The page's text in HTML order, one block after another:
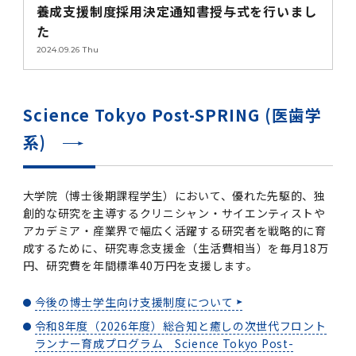
学長選考・監察会議
学長×医学部学生懇談
東京医科歯科大学の歴史
英語版広報誌「TMDU ANNUAL NEWS」
医歯大ひろば
写真で綴る 東京医科歯科大学トップ
第2回『教育 講義・実習の軌跡』
第3回『知と癒しの匠の創造者たち』
クラウドファンディング実施プロジェクト一覧
３．自己点検・評価
第２期 中期目標・中期計画等について
第３期中期目標・中期計画等について
（第１期中期目標期間中）年度計画、年度評価
等について
（第２期中期目標期間中）年度計画・年度評価
等について
等について
3．自己点検・評価
4．指定国立大学法人構想に関する進捗状況に
関連リンク先
「大学院学生の教育研究交流」に関する実施細
に関する協定書
「複合領域コース」の履修者に係る「編入学」
各複合領域コースの概要
医療管理政策学（MMA）コース（東京医科歯科
大学）
法定公開情報
土地・建物及び所在地／関係施設位置図
東京医科歯科大学規則集
その他の情報公開
研究不正の防止
会計監査人候補者の決定について
東京医科歯科大学ダイバーシティ＆インクルー
ジョン推進宣言等
ジョン推進宣言等トップ
東京医科歯科大学ダイバーシティ＆インクルー
ン
女性活躍推進法による一般事業主行動計画
次世代育成支援対策推進法による一般事業主行
動計画
わくわく保育園（学内保育施設）
障がいのある学生のサポートについて
コンプライアンス・ハラスメントトップ
公益通報について
難治疾患研究所
研究情報サイト
研究テーマ検索システム
アルバイトについて
アパート等の紹介
学生保険制度について
卒業後の進路データ
サークル紹介
大学祭
歯学部サマープログラム
地域特別枠推薦選抜説明会
入試説明会
キャンパス見学 ※現在は受け付けておりませ
ん
キャンパス紹介
学費・入学金・奨学金について
学費・入学金・奨学金についてトップ
入学料・授業料の免除・徴収猶予について
大学院医歯学総合研究科生体検査科学講座
お問い合わせ
大学院保健衛生学研究科
Academic Year by Eligible Students
(*Autumn admission)
世代フロントランナー育成プログラム（医歯学
系）「Science Tokyo SPRING (医歯学系)」
（旧TMDU卓越大学院生制度）対象学生（秋入
学対象）の募集について
Call for Applications to Science Tokyo
SPRING（MD）Program for the 2024
Academic Year by Eligible Students
(*Autumn admission)
令和６年度（２０２４年度）総合知と癒しの次
世代フロントランナー育成プログラム（医歯学
系）「Science Tokyo SPRING (医歯学系)」
Exemption/Deferment)
奨学金について
【2026年4月入学者】入学料免除・徴収猶予申
「修学支援に対する相談窓口」を設置しまし
た。
高等教育の修学支援制度
奨学金についてトップ
日本学生支援機構
2025年度国立大学臨床検査学系博士後期課程
日本学生支援機構
学生保険制度について
国民年金について
ピアサポーター
証明書関係
証明書関係トップ
医学部在学生
障がいのある学生サポート
修学上の支援について
令和７年度（２０２５年度）新入生向けPC購
入推奨仕様書
企業・官公庁・医療機関の皆様へ
在学生向け
学校推薦・求人情報について
学内就職支援イベント
学外就職支援イベント
就職支援サイトリンク集
新型コロナウイルス感染症に伴うお知らせ
卒業後の進路及び卒業者数
サークル・学園祭トップ
お茶の水祭
施設利用
施設利用トップ
学生・女性支援センター
わくわく保育園
フィットネスルーム・売店
ボランティア
情報システム
台風等の自然災害や交通機関運休による休講措
置（湯島地区）Class Cancellation Measures
due to Natural Disasters, such as
Typhoons, and Transportation
Cancellation (for the Yushima area)
新入学の大学院生へ To New Graduate
博士課程 医歯学専攻
博士課程 生命理工医療科学専攻
医歯学総合研究科修士課程履修要項（シラバ
ス）
博士課程 医歯学専攻
博士課程 医歯学専攻トップ
概要
分野構成
医歯学総合研究科博士課程医歯学系専攻履修要
項（シラバス）
博士課程 生命理工医療科学専攻
博士課程 生命理工医療科学専攻トップ
概要
分野構成
医歯学総合研究科博士課程生命理工学系専攻履
修要項（シラバス）
履修要項（大学院シラバス）
年報
年報トップ
2024年（25.7MB）
統合教育機構学務企画課
セミナー・特別講義
教育研究分野組織、指導教員研究内容
看護先進科学専攻
５大学災害看護コンソーシアム履修の手引き
統合教育機構学務企画課
設置計画履行状況報告書
年報
年報トップ
難治疾患研究所
高等研究院
大学病院
大学病院トップ
医科（医系診療部門）
歯科（歯系診療部門）
スポーツサイエンス機構
M&Dデータ科学センター
統合教育機構
医学・歯学分野における数理・データサイエン
ス・AI教育開発事業
統合研究機構・統合イノベーション機構トップ
オープンイノベーションセンター
AMED研究費の年間公募スケジュール(学内専
用)
倫理審査手続きについて
研究に必要な講習会等
ES細胞/iPS細胞を使用する実験(学内専用)
各種委員会関係(学内専用)
特定認定再生医療等委員会
プレスリリース
オープンイノベーションセンター
高等研究院
剽窃チェックツール(学内専用)
利益相反
ついて
特定認定再生医療等委員会
利益相反に関する説明会資料(ダウンロード)(学
内専用)
2024.09.26 Thu
養成支援制度採用決定通知書授与式を行いまし
た
Science Tokyo Post-SPRING (医歯学
系)
大学院（博士後期課程学生）において、優れた先駆的、独
創的な研究を主導するクリニシャン・サイエンティストや
アカデミア・産業界で幅広く活躍する研究者を戦略的に育
成するために、研究専念支援金（生活費相当）を毎月18万
円、研究費を年間標準40万円を支援します。
今後の博士学生向け支援制度について
令和8年度（2026年度）総合知と癒しの次世代フロント
ランナー育成プログラム Science Tokyo Post-